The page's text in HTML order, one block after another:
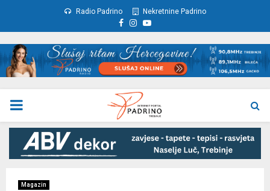
Radio Padrino Nekretnine Padrino
Facebook
Instagram
Youtube
PRIMARY
MENU
Magazin